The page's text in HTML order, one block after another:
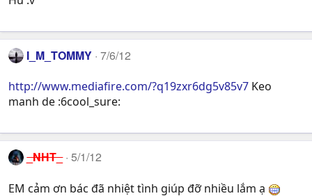
I_M_TOMMY 7/6/12
http://www.mediafire.com/?q19zxr6dg5v85v7 Keo
manh de :6cool_sure:
_NHT_ 5/1/12
EM cảm ơn bác đã nhiệt tình giúp đỡ nhiều lắm ạ